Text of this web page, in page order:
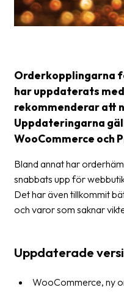
Nedladdningar
företaget
Om
Fraktjakt
Pressrum
Medarbetare
Jobb
Orderkopplingarna
har uppdaterats
rekommenderar att
Uppdateringarna
WooCommerce och
Bland annat har
snabbats upp för
Det har även tillkommit
och varor som saknar
Uppdaterade
WooCommerce, ny